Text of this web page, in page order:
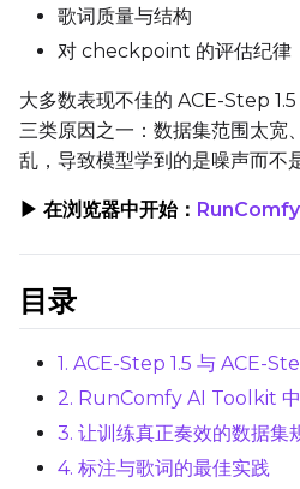
歌词质量与结构
对 checkpoint 的评估纪律
大多数表现不佳的 ACE-Step
三类原因之一：数据集范围太宽
乱，导致模型学到的是噪声而不
▶ 在浏览器中开始：
目录
1. ACE-Step 1.5 与 ACE-
2. RunComfy AI Toolkit
3. 让训练真正奏效的数据集
4. 标注与歌词的最佳实践